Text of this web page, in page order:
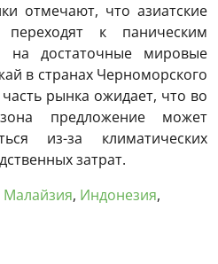
отмечают, что азиатские
к паническим
на достаточные мировые
в странах Черноморского
рынка ожидает, что во
предложение может
из-за климатических
затрат.
Малайзия, Индонезия,